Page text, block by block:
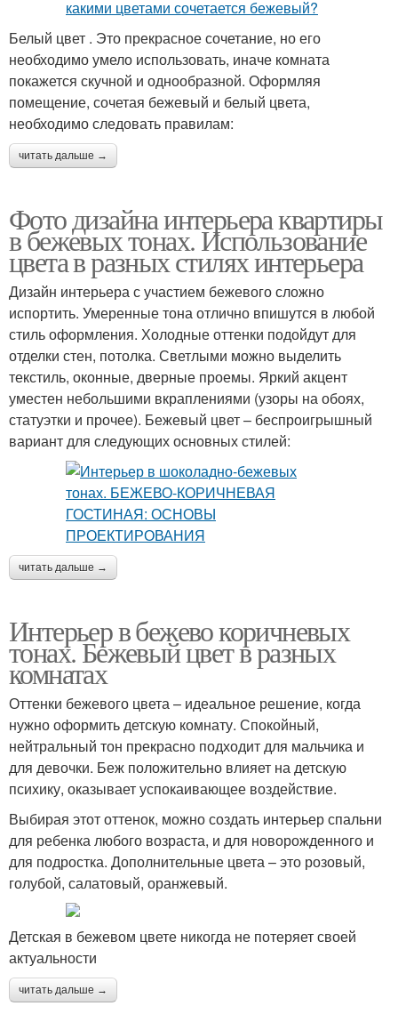
Белый цвет . Это прекрасное сочетание, но его
необходимо умело использовать, иначе комната
покажется скучной и однообразной. Оформляя
помещение, сочетая бежевый и белый цвета,
необходимо следовать правилам:
читать дальше →
Фото дизайна интерьера квартиры
в бежевых тонах. Использование
цвета в разных стилях интерьера
Дизайн интерьера с участием бежевого сложно
испортить. Умеренные тона отлично впишутся в любой
стиль оформления. Холодные оттенки подойдут для
отделки стен, потолка. Светлыми можно выделить
текстиль, оконные, дверные проемы. Яркий акцент
уместен небольшими вкраплениями (узоры на обоях,
статуэтки и прочее). Бежевый цвет – беспроигрышный
вариант для следующих основных стилей:
читать дальше →
Интерьер в бежево коричневых
тонах. Бежевый цвет в разных
комнатах
Оттенки бежевого цвета – идеальное решение, когда
нужно оформить детскую комнату. Спокойный,
нейтральный тон прекрасно подходит для мальчика и
для девочки. Беж положительно влияет на детскую
психику, оказывает успокаивающее воздействие.
Выбирая этот оттенок, можно создать интерьер спальни
для ребенка любого возраста, и для новорожденного и
для подростка. Дополнительные цвета – это розовый,
голубой, салатовый, оранжевый.
Детская в бежевом цвете никогда не потеряет своей
актуальности
читать дальше →